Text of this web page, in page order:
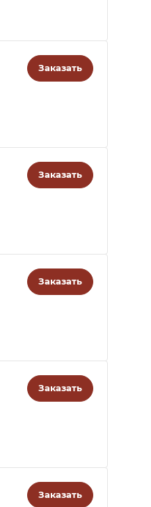
Заказать
Заказать
Заказать
Заказать
Заказать